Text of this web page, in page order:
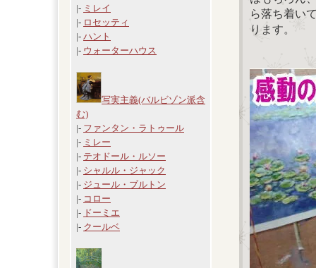
|- ミレイ
|- ロセッティ
|- ハント
|- ウォーターハウス
写実主義(バルビゾン派含
む)
|- ファンタン・ラトゥール
|- ミレー
|- テオドール・ルソー
|- シャルル・ジャック
|- ジュール・ブルトン
|- コロー
|- ドーミエ
|- クールベ
ら落ち着い
ります。